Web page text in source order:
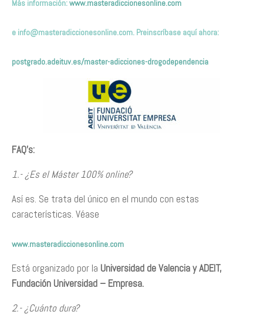
Más información:www.masteradiccionesonline.com
e info@masteradiccionesonline.com. Preinscríbase aquí ahora:
postgrado.adeituv.es/master-adicciones-drogodependencia
FAQ’s:
1.- ¿Es el Máster 100% online?
Así es. Se trata del único en el mundo con estas
características. Véase
www.masteradiccionesonline.com
Está organizado por la Universidad de Valencia y ADEIT,
Fundación Universidad – Empresa.
2.- ¿Cuánto dura?